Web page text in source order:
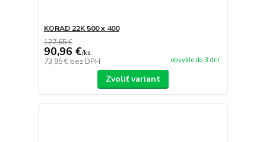
KORAD 22K 500 x 400
127,65 €
90,96 €/ks
73,95 € bez DPH obvykle do 3 dní
Zvoliť variant